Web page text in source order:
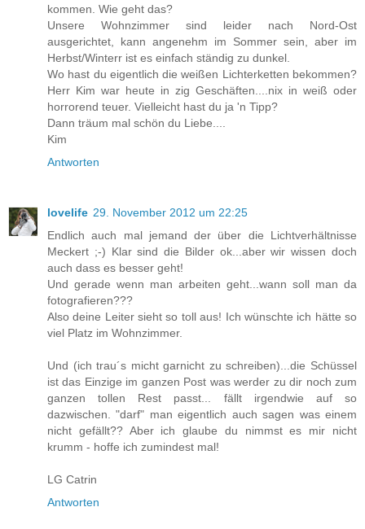
kommen. Wie geht das?
Unsere Wohnzimmer sind leider nach Nord-Ost
ausgerichtet, kann angenehm im Sommer sein, aber im
Herbst/Winterr ist es einfach ständig zu dunkel.
Wo hast du eigentlich die weißen Lichterketten bekommen?
Herr Kim war heute in zig Geschäften....nix in weiß oder
horrorend teuer. Vielleicht hast du ja 'n Tipp?
Dann träum mal schön du Liebe....
Kim
Antworten
lovelife 29. November 2012 um 22:25
Endlich auch mal jemand der über die Lichtverhältnisse
Meckert ;-) Klar sind die Bilder ok...aber wir wissen doch
auch dass es besser geht!
Und gerade wenn man arbeiten geht...wann soll man da
fotografieren???
Also deine Leiter sieht so toll aus! Ich wünschte ich hätte so
viel Platz im Wohnzimmer.
Und (ich trau´s micht garnicht zu schreiben)...die Schüssel
ist das Einzige im ganzen Post was werder zu dir noch zum
ganzen tollen Rest passt... fällt irgendwie auf so
dazwischen. "darf" man eigentlich auch sagen was einem
nicht gefällt?? Aber ich glaube du nimmst es mir nicht
krumm - hoffe ich zumindest mal!
LG Catrin
Antworten